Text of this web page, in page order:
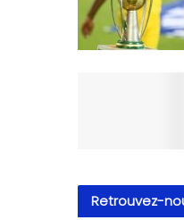
Retrouvez-